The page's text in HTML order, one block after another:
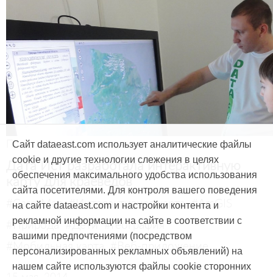
Продукты и услуги
Дата Ист разработала интерактивную
карту для краеведов
#CarryMap #Интерактивная карта #ArcGIS
#Природа #Дети #География
#Мобильная карта #Веб-приложение
Сайт dataeast.com использует аналитические файлы
cookie и другие технологии слежения в целях
обеспечения максимального удобства использования
сайта посетителями. Для контроля вашего поведения
на сайте dataeast.com и настройки контента и
рекламной информации на сайте в соответствии с
вашими предпочтениями (посредством
персонализированных рекламных объявлений) на
нашем сайте используются файлы cookie сторонних